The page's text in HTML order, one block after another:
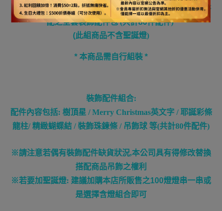
本商品出貨包括一株5尺一般型PVC綠色聖誕樹+如圖搭
配之全套裝飾配件包(共計80件配件)
(此組商品不含聖誕燈)
* 本商品需自行組裝 *
裝飾配件組合:
配件內容包括: 樹頂星 / Merry Christmas英文字/耶誕彩條
龍柱/精緻蝴蝶結 /裝飾珠鍊條 / 吊飾球 等(共計80件配件)
※請注意若偶有裝飾配件缺貨狀況,本公司具有得修改替換
搭配商品吊飾之權利
※若要加聖誕燈: 建議加購本店所販售之100燈燈串一串或
是選擇含燈組合即可